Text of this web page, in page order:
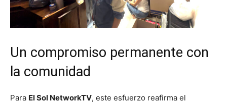
Un compromiso permanente con
la comunidad
Para El Sol NetworkTV, este esfuerzo reafirma el